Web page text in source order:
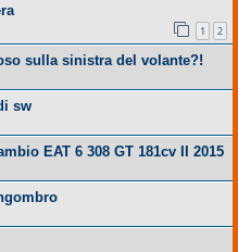
1 2
sulla sinistra del volante?!
sw
EAT 6 308 GT 181cv II 2015